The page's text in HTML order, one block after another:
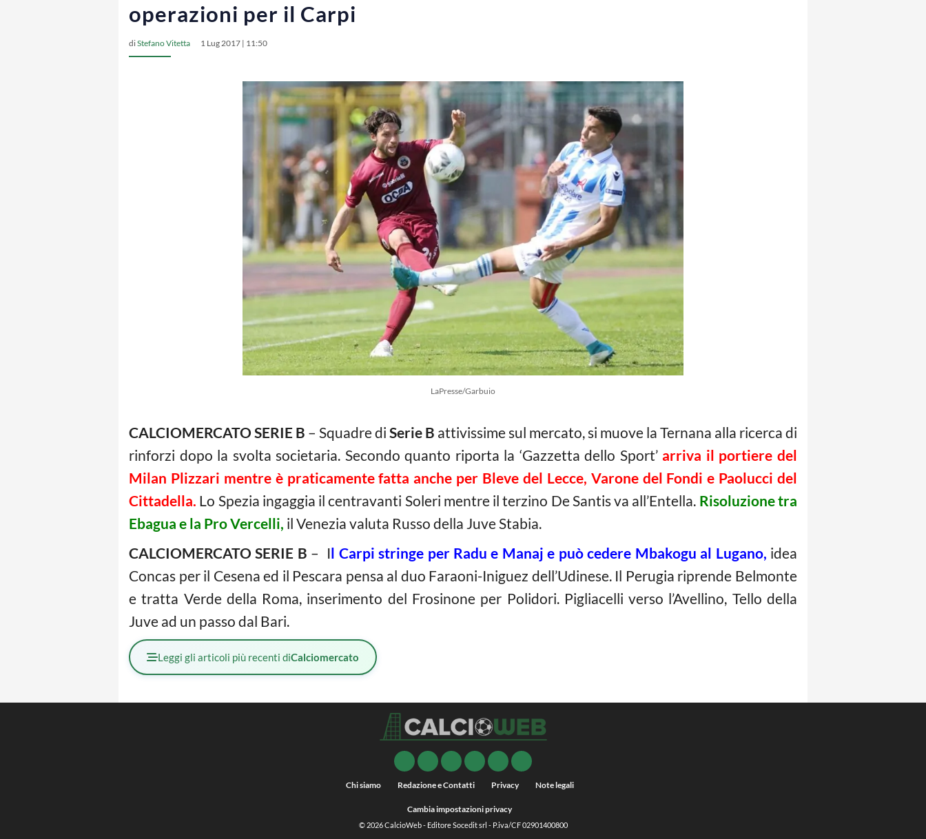
operazioni per il Carpi
diStefano Vitetta 1 Lug 2017 | 11:50
LaPresse/Garbuio
CALCIOMERCATO SERIE B – Squadre di Serie B attivissime sul mercato, si muove la Ternana alla ricerca di
rinforzi dopo la svolta societaria. Secondo quanto riporta la ‘Gazzetta dello Sport’arriva il portiere del
Milan Plizzari mentre è praticamente fatta anche per Bleve del Lecce, Varone del Fondi e Paolucci del
Cittadella. Lo Spezia ingaggia il centravanti Soleri mentre il terzino De Santis va all’Entella. Risoluzione tra
Ebagua e la Pro Vercelli, il Venezia valuta Russo della Juve Stabia.
CALCIOMERCATO SERIE B – Il Carpi stringe per Radu e Manaj e può cedere Mbakogu al Lugano, idea
Concas per il Cesena ed il Pescara pensa al duo Faraoni-Iniguez dell’Udinese. Il Perugia riprende Belmonte
e tratta Verde della Roma, inserimento del Frosinone per Polidori. Pigliacelli verso l’Avellino, Tello della
Juve ad un passo dal Bari.
Leggi gli articoli più recenti diCalciomercato
Chi siamo Redazione e Contatti Privacy Note legali
Cambia impostazioni privacy
© 2026CalcioWeb- Editore Socedit srl - P.iva/CF 02901400800